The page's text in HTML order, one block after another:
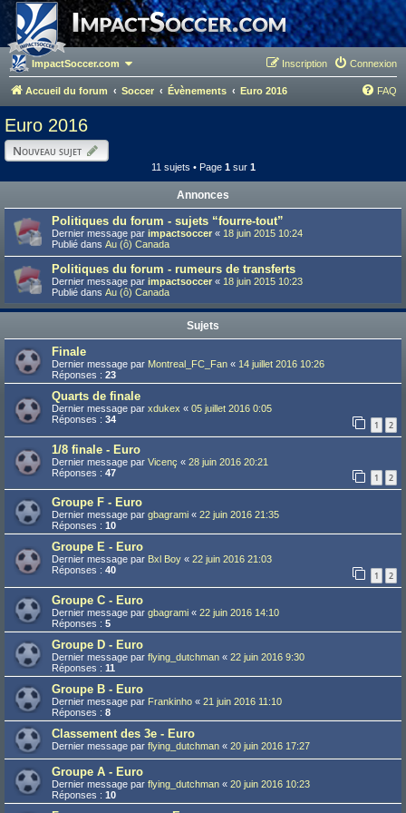
ImpactSoccer.com Connexion
Inscription
Accueil du forum Soccer Évènements Euro 2016 FAQ
Euro 2016
Nouveau sujet
11 sujets • Page 1sur 1
Annonces
Politiques du forum - sujets “fourre-tout”
Dernier message par impactsoccer « 18 juin 2015 10:24
Publié dans Au (ô) Canada
Politiques du forum - rumeurs de transferts
Dernier message par impactsoccer « 18 juin 2015 10:23
Publié dans Au (ô) Canada
Sujets
Finale
Dernier message par Montreal_FC_Fan « 14 juillet 2016 10:26
Réponses : 23
Quarts de finale
Dernier message par xdukex « 05 juillet 2016 0:05
Réponses : 34 1 2
1/8 finale - Euro
Dernier message par Vicenç « 28 juin 2016 20:21
Réponses : 47 1 2
Groupe F - Euro
Dernier message par gbagrami « 22 juin 2016 21:35
Réponses : 10
Groupe E - Euro
Dernier message par Bxl Boy « 22 juin 2016 21:03
Réponses : 40 1 2
Groupe C - Euro
Dernier message par gbagrami « 22 juin 2016 14:10
Réponses : 5
Groupe D - Euro
Dernier message par flying_dutchman « 22 juin 2016 9:30
Réponses : 11
Groupe B - Euro
Dernier message par Frankinho « 21 juin 2016 11:10
Réponses : 8
Classement des 3e - Euro
Dernier message par flying_dutchman « 20 juin 2016 17:27
Groupe A - Euro
Dernier message par flying_dutchman « 20 juin 2016 10:23
Réponses : 10